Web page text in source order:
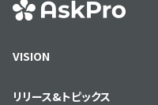
VISION
リリース&トピックス